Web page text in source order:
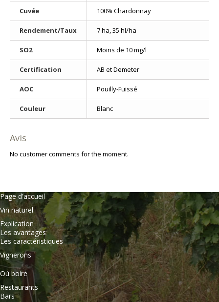
Cuvée 100% Chardonnay
Rendement/Taux 7 ha, 35 hl/ha
SO2 Moins de 10 mg/l
Certification AB et Demeter
AOC Pouilly-Fuissé
Couleur Blanc
Avis
No customer comments for the moment.
Page d'accueil
Vin naturel
Explication
Les avantages
Les caractéristiques
Vignerons
Où boire
Restaurants
Bars